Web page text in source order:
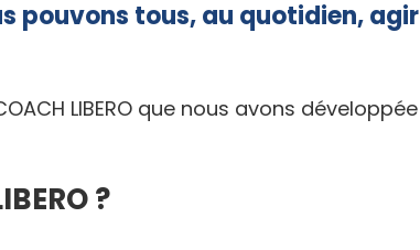
pouvons tous, au quotidien, agir
LIBERO que nous avons développée
?